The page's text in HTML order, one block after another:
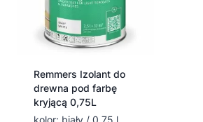
Remmers Izolant do
drewna pod farbę
kryjącą 0,75L